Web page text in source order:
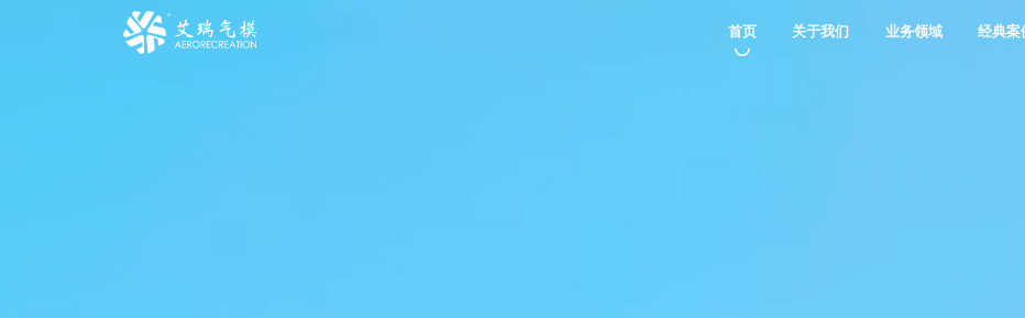
首页 关于我们 业务领域 经典案